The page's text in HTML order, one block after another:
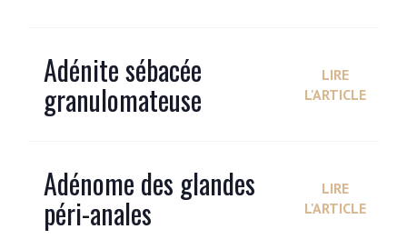
Adénite sébacée
granulomateuse
LIRE
L'ARTICLE
Adénome des glandes
péri-anales
LIRE
L'ARTICLE